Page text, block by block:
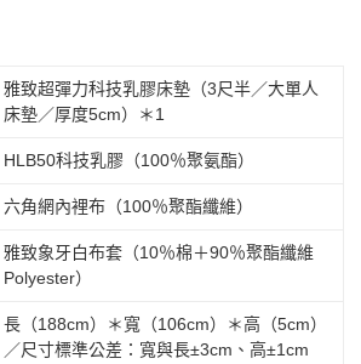
雅致超彈力科技乳膠床墊（3尺半／大單人
床墊／厚度5cm）＊1
HLB50科技乳膠（100％聚氨酯）
六角網內裡布（100％聚酯纖維）
雅致象牙白布套（10％棉＋90％聚酯纖維
Polyester）
長（188cm）＊寬（106cm）＊高（5cm）
／尺寸標準公差：寬與長±3cm、高±1cm